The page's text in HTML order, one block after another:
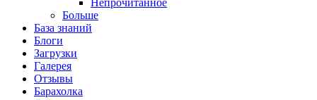
Больше
База знаний
Блоги
Загрузки
Галерея
Отзывы
Барахолка